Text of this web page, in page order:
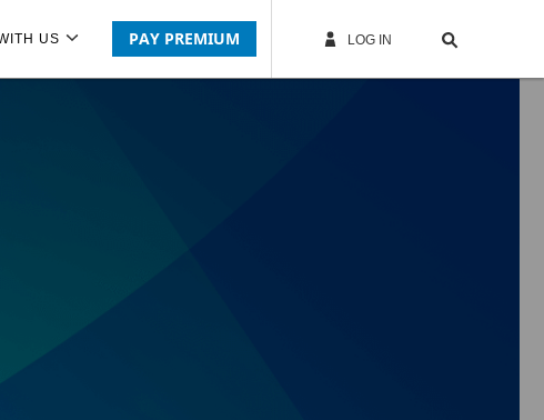
US PAY PREMIUM LOG IN